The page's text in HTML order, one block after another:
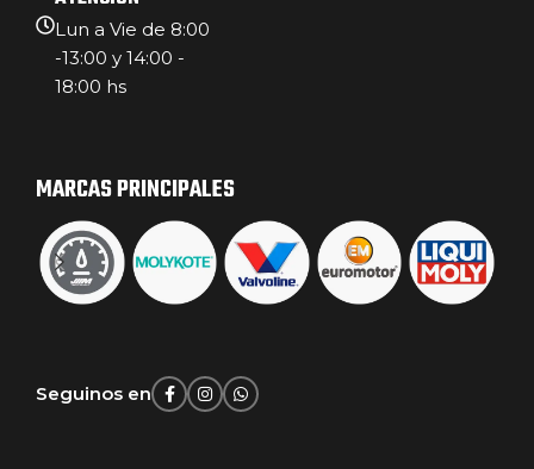
Lun a Vie de 8:00
-13:00 y 14:00 -
18:00 hs
MARCAS PRINCIPALES
Seguinos en